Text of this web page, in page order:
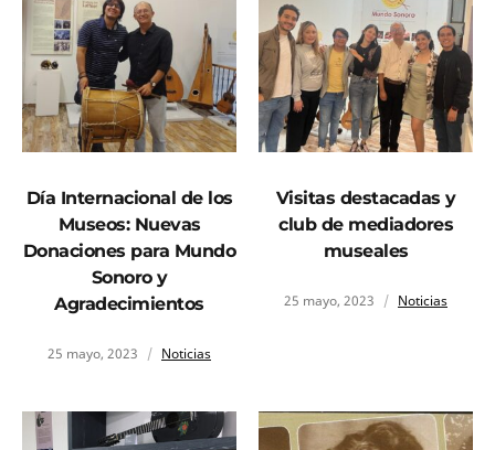
Día Internacional de los
Museos: Nuevas
Donaciones para Mundo
Sonoro y
Agradecimientos
25 mayo, 2023 Noticias
Visitas destacadas y
club de mediadores
museales
25 mayo, 2023 Noticias